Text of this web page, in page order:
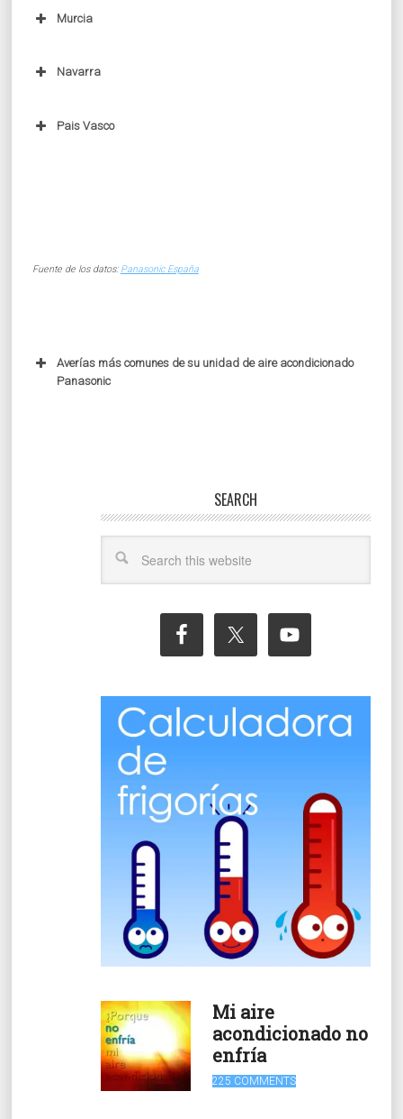
Murcia
Navarra
Pais Vasco
Fuente de los datos: Panasonic España
Averías más comunes de su unidad de aire acondicionado
Panasonic
SEARCH
Mi aire
acondicionado no
enfría
225 COMMENTS